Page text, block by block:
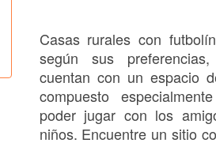
Casas rurales con
según sus
cuentan con un espacio
compuesto
poder jugar con los
niños. Encuentre un sitio